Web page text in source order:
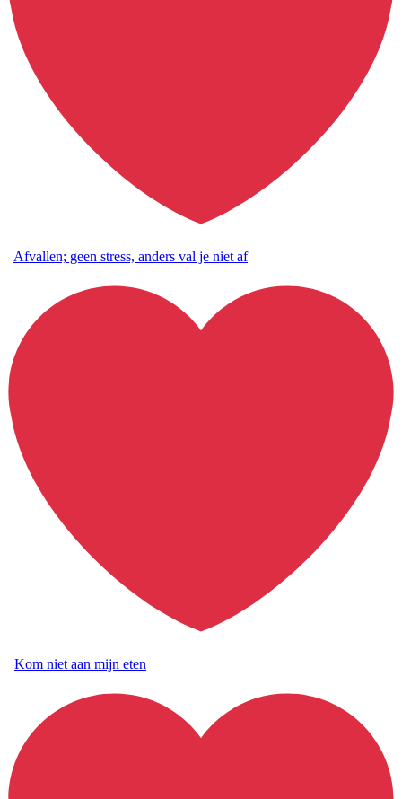
Afvallen; geen stress, anders val je niet af
Kom niet aan mijn eten